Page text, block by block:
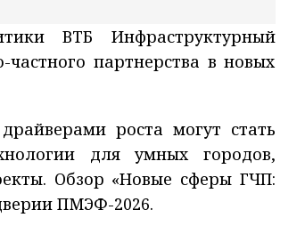
ВТБ Инфраструктурный
партнерства в новых
роста могут стать
для умных городов,
Обзор «Новые сферы ГЧП:
ПМЭФ-2026.